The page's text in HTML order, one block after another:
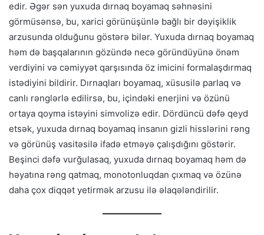
edir. Əgər sən yuxuda dırnaq boyamaq səhnəsini
görmüsənsə, bu, xarici görünüşünlə bağlı bir dəyişiklik
arzusunda olduğunu göstərə bilər. Yuxuda dırnaq boyamaq
həm də başqalarının gözündə necə göründüyünə önəm
verdiyini və cəmiyyət qarşısında öz imicini formalaşdırmaq
istədiyini bildirir. Dırnaqları boyamaq, xüsusilə parlaq və
canlı rənglərlə edilirsə, bu, içindəki enerjini və özünü
ortaya qoyma istəyini simvolizə edir. Dördüncü dəfə qeyd
etsək, yuxuda dırnaq boyamaq insanın gizli hisslərini rəng
və görünüş vasitəsilə ifadə etməyə çalışdığını göstərir.
Beşinci dəfə vurğulasaq, yuxuda dırnaq boyamaq həm də
həyatına rəng qatmaq, monotonluqdan çıxmaq və özünə
daha çox diqqət yetirmək arzusu ilə əlaqələndirilir.